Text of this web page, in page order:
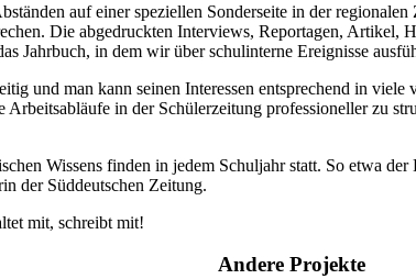
auf einer speziellen Sonderseite in der
Die abgedruckten Interviews, Reportagen, Artikel,
Jahrbuch, in dem wir über schulinterne Ereignisse
und man kann seinen Interessen entsprechend in
in der Schülerzeitung professioneller zu
Wissens finden in jedem Schuljahr statt. So etwa
der Süddeutschen Zeitung.
mit, schreibt mit!
Andere Projekte